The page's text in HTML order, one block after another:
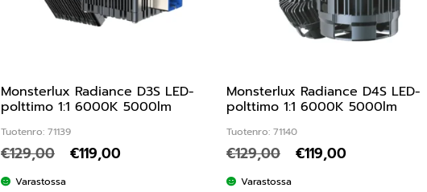
Monsterlux Radiance D3S LED-
polttimo 1:1 6000K 5000lm
Tuotenro: 71139
€129,00 €119,00
Varastossa
Monsterlux Radiance D4S LED-
polttimo 1:1 6000K 5000lm
Tuotenro: 71140
€129,00 €119,00
Varastossa